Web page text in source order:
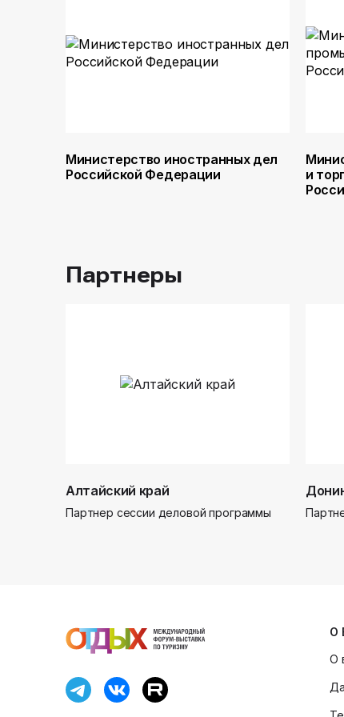
Министерство иностранных дел
Российской Федерации
и
Партнеры
Алтайский край
Партнер сессии деловой программы
О
О